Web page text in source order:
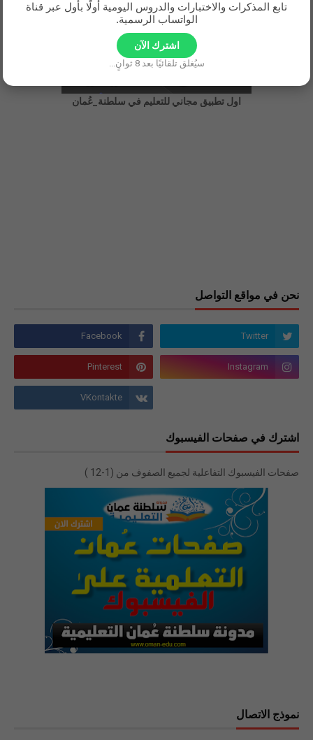
تابع المذكرات والاختبارات والدروس اليومية أولًا بأول عبر قناة
الواتساب الرسمية.
اشترك الآن
سيُغلق تلقائيًا بعد8 ثوانٍ...
اول تطبيق مجاني للتعليم في سلطنة_عُمان
نحن في مواقع التواصل
اشترك في صفحات الفيسبوك
صفحات الفيسبوك التفاعلية لجميع الصفوف من (1-12 )
نموذج الاتصال